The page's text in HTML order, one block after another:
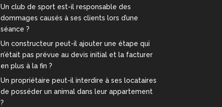
Un club de sport est-il responsable des
dommages causés à ses clients lors d’une
séance ?
Un constructeur peut-il ajouter une étape qui
n’était pas prévue au devis initial et la facturer
en plus à la fin ?
Un propriétaire peut-il interdire à ses locataires
de posséder un animal dans leur appartement
?